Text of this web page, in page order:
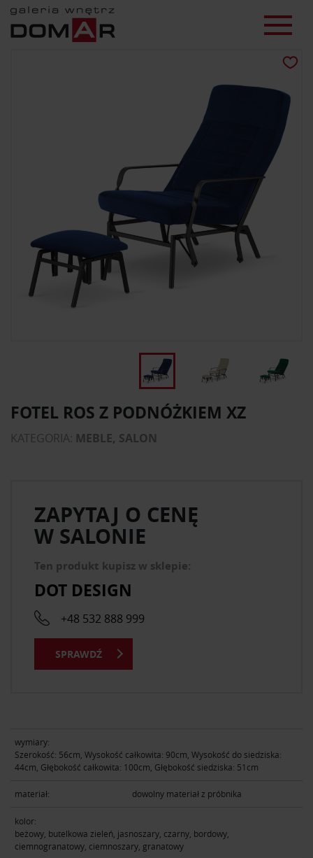
FOTEL ROS Z PODNÓŻKIEM XZ
KATEGORIA: MEBLE, SALON
wymiary:
Szerokość: 56cm, Wysokość całkowita: 90cm, Wysokość do siedziska:
44cm, Głębokość całkowita: 100cm, Głębokość siedziska: 51cm
materiał: dowolny materiał z próbnika
kolor:
beżowy, butelkowa zieleń, jasnoszary, czarny, bordowy,
ciemnogranatowy, ciemnoszary, granatowy
ZAPYTAJ O CENĘ
W SALONIE
Ten produkt kupisz w sklepie:
DOT DESIGN
+48 532 888 999
SPRAWDŹ